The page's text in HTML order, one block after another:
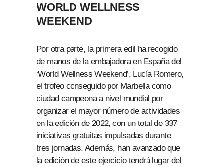
WORLD WELLNESS
WEEKEND
Por otra parte, la primera edil ha recogido
de manos de la embajadora en España del
‘World Wellness Weekend’, Lucía Romero,
el trofeo conseguido por Marbella como
ciudad campeona a nivel mundial por
organizar el mayor número de actividades
en la edición de 2022, con un total de 337
iniciativas gratuitas impulsadas durante
tres jornadas. Además, han avanzado que
la edición de este ejercicio tendrá lugar del